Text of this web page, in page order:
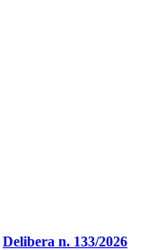
Delibera n. 133/2026